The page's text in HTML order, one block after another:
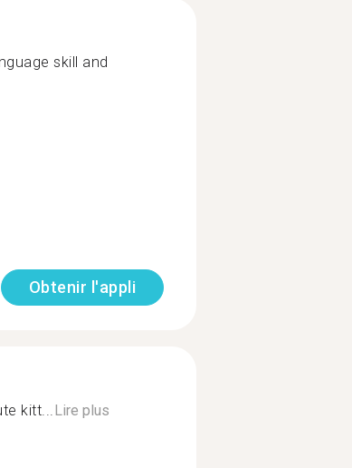
skill and
Obtenir l'appli
kitt...Lire plus